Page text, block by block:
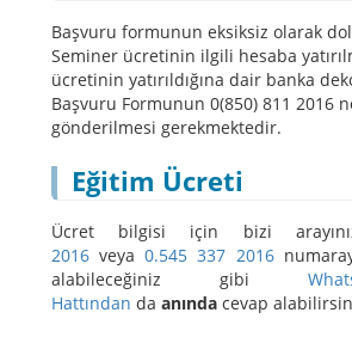
Başvuru formunun eksiksiz olarak
Seminer ücretinin ilgili hesaba
ücretinin yatırıldığına dair banka
Başvuru Formunun 0(850) 811 2016
gönderilmesi gerekmektedir.
Eğitim Ücreti
Ücret bilgisi için bizi
2016 veya0.545 337 2016
alabileceğiniz gibi
Hattından da anında cevap